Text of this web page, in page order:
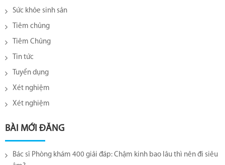
Sức khỏe sinh sản
Tiêm chủng
Tiêm Chủng
Tin tức
Tuyển dụng
Xét nghiệm
Xét nghiệm
BÀI MỚI ĐĂNG
Bác sĩ Phòng khám 400 giải đáp: Chậm kinh bao lâu thì nên đi siêu